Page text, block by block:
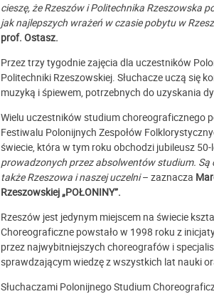
cieszę, że Rzeszów i Politechnika Rzeszowska
jak najlepszych wrażeń w czasie pobytu w
prof. Ostasz.
Przez trzy tygodnie zajęcia dla uczestników
Politechniki Rzeszowskiej. Słuchacze uczą się
muzyką i śpiewem, potrzebnych do uzyskania
Wielu uczestników studium choreograficznego
Festiwalu Polonijnych Zespołów
świecie, która w tym roku obchodzi jubileusz
prowadzonych przez absolwentów studium.
także Rzeszowa i naszej uczelni– zaznacza
Rzeszowskiej „POŁONINY”.
Rzeszów jest jedynym miejscem na świecie
Choreograficzne powstało w 1998 roku z
przez najwybitniejszych choreografów i
sprawdzającym wiedzę z wszystkich lat nauki
Słuchaczami Polonijnego Studium